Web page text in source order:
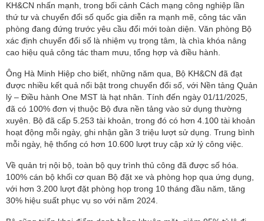
KH&CN nhấn mạnh, trong bối cảnh Cách mạng công nghiệp lần
thứ tư và chuyển đổi số quốc gia diễn ra mạnh mẽ, công tác văn
phòng đang đứng trước yêu cầu đổi mới toàn diện. Văn phòng Bộ
xác định chuyển đổi số là nhiệm vụ trọng tâm, là chìa khóa nâng
cao hiệu quả công tác tham mưu, tổng hợp và điều hành.
Ông Hà Minh Hiệp cho biết, những năm qua, Bộ KH&CN đã đạt
được nhiều kết quả nổi bật trong chuyển đổi số, với Nền tảng Quản
lý – Điều hành One MST là hạt nhân. Tính đến ngày 01/11/2025,
đã có 100% đơn vị thuộc Bộ đưa nền tảng vào sử dụng thường
xuyên. Bộ đã cấp 5.253 tài khoản, trong đó có hơn 4.100 tài khoản
hoạt động mỗi ngày, ghi nhận gần 3 triệu lượt sử dụng. Trung bình
mỗi ngày, hệ thống có hơn 10.600 lượt truy cập xử lý công việc.
Về quản trị nội bộ, toàn bộ quy trình thủ công đã được số hóa.
100% cán bộ khối cơ quan Bộ đặt xe và phòng họp qua ứng dụng,
với hơn 3.200 lượt đặt phòng họp trong 10 tháng đầu năm, tăng
30% hiệu suất phục vụ so với năm 2024.